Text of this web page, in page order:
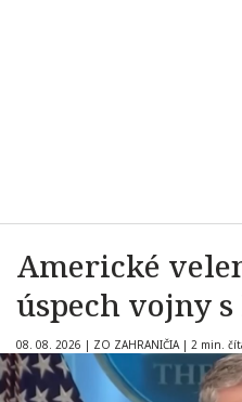
Americké
úspech vojny
08. 08. 2026 | ZO ZAHRANIČIA | 2 min.